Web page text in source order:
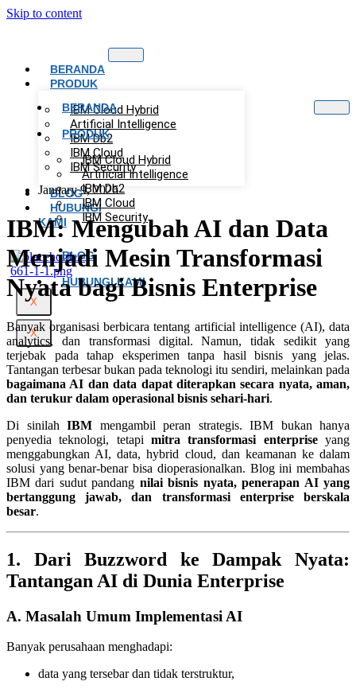
Skip to content
BERANDA
PRODUK
IBM Cloud Hybrid
Artificial Intelligence
IBM Db2
IBM Cloud
IBM Security
BLOG
HUBUNGI
KAMI
X
BERANDA
PRODUK
IBM Cloud Hybrid
Artificial Intelligence
IBM Db2
IBM Cloud
IBM Security
BLOG
HUBUNGI KAMI
X
January 9, 2026
IBM: Mengubah AI dan Data
Menjadi Mesin Transformasi
Nyata bagi Bisnis Enterprise
Banyak organisasi berbicara tentang artificial intelligence (AI), data
analytics, dan transformasi digital. Namun, tidak sedikit yang
terjebak pada tahap eksperimen tanpa hasil bisnis yang jelas.
Tantangan terbesar bukan pada teknologi itu sendiri, melainkan pada
bagaimana AI dan data dapat diterapkan secara nyata, aman,
dan terukur dalam operasional bisnis sehari-hari.
Di sinilah IBM mengambil peran strategis. IBM bukan hanya
penyedia teknologi, tetapi mitra transformasi enterpriseyang
menggabungkan AI, data, hybrid cloud, dan keamanan ke dalam
solusi yang benar-benar bisa dioperasionalkan. Blog ini membahas
IBM dari sudut pandang nilai bisnis nyata, penerapan AI yang
bertanggung jawab, dan transformasi enterprise berskala
besar.
1. Dari Buzzword ke Dampak Nyata:
Tantangan AI di Dunia Enterprise
A. Masalah Umum Implementasi AI
Banyak perusahaan menghadapi:
data yang tersebar dan tidak terstruktur,